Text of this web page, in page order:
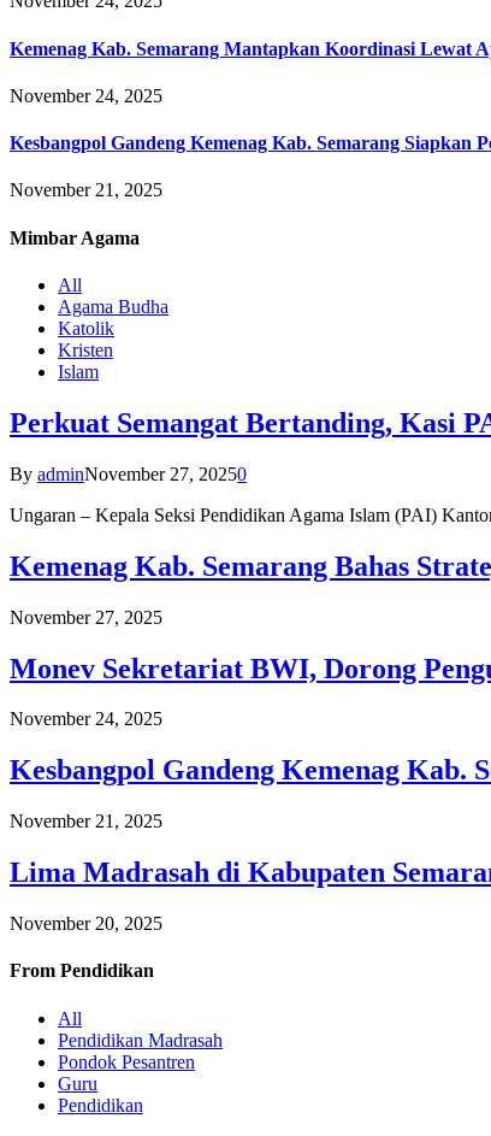
Kemenag Kab. Semarang Mantapkan Koordinasi Lewat
November 24, 2025
Kesbangpol Gandeng Kemenag Kab. Semarang Siapkan
November 21, 2025
Mimbar Agama
All
Agama Budha
Katolik
Kristen
Islam
Perkuat Semangat Bertanding, Kasi
By adminNovember 27, 20250
Ungaran – Kepala Seksi Pendidikan Agama Islam (PAI)
Kemenag Kab. Semarang Bahas
November 27, 2025
Monev Sekretariat BWI, Dorong
November 24, 2025
Kesbangpol Gandeng Kemenag Kab.
November 21, 2025
Lima Madrasah di Kabupaten
November 20, 2025
From Pendidikan
All
Pendidikan Madrasah
Pondok Pesantren
Guru
Pendidikan